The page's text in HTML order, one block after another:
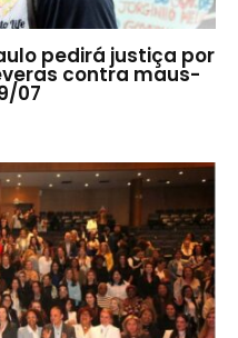
pedirá justiça por
contra maus-
07